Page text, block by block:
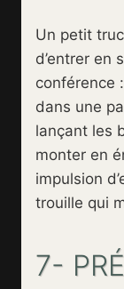
Un petit
d’entrer en
conférence
dans une
lançant les
monter en
impulsion
trouille qui
7-